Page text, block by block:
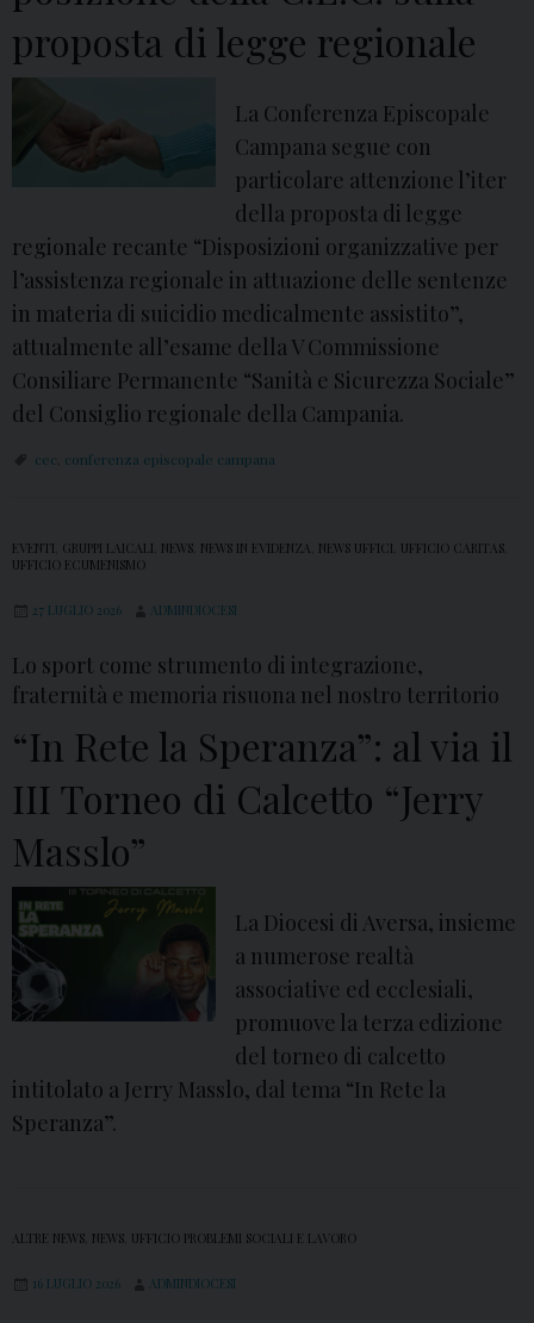
t
a
e
M
o
n
a
c
h
e
d
i
u
a
d
i
i
g
i
proposta di legge regionale
La Conferenza Episcopale
Campana segue con
particolare attenzione l’iter
della proposta di legge
regionale recante “Disposizioni organizzative per
l’assistenza regionale in attuazione delle sentenze
in materia di suicidio medicalmente assistito”,
attualmente all’esame della V Commissione
Consiliare Permanente “Sanità e Sicurezza Sociale”
del Consiglio regionale della Campania.
cec conferenza episcopale campana
EVENTI GRUPPI LAICALI NEWS NEWS IN EVIDENZA NEWS UFFICI UFFICIO CARITAS
UFFICIO ECUMENISMO
27 LUGLIO 2026 ADMINDIOCESI
Lo sport come strumento di integrazione,
fraternità e memoria risuona nel nostro territorio
“In Rete la Speranza”: al via il
III Torneo di Calcetto “Jerry
Masslo”
La Diocesi di Aversa, insieme
a numerose realtà
associative ed ecclesiali,
promuove la terza edizione
del torneo di calcetto
intitolato a Jerry Masslo, dal tema “In Rete la
Speranza”.
ALTRE NEWS NEWS UFFICIO PROBLEMI SOCIALI E LAVORO
16 LUGLIO 2026 ADMINDIOCESI